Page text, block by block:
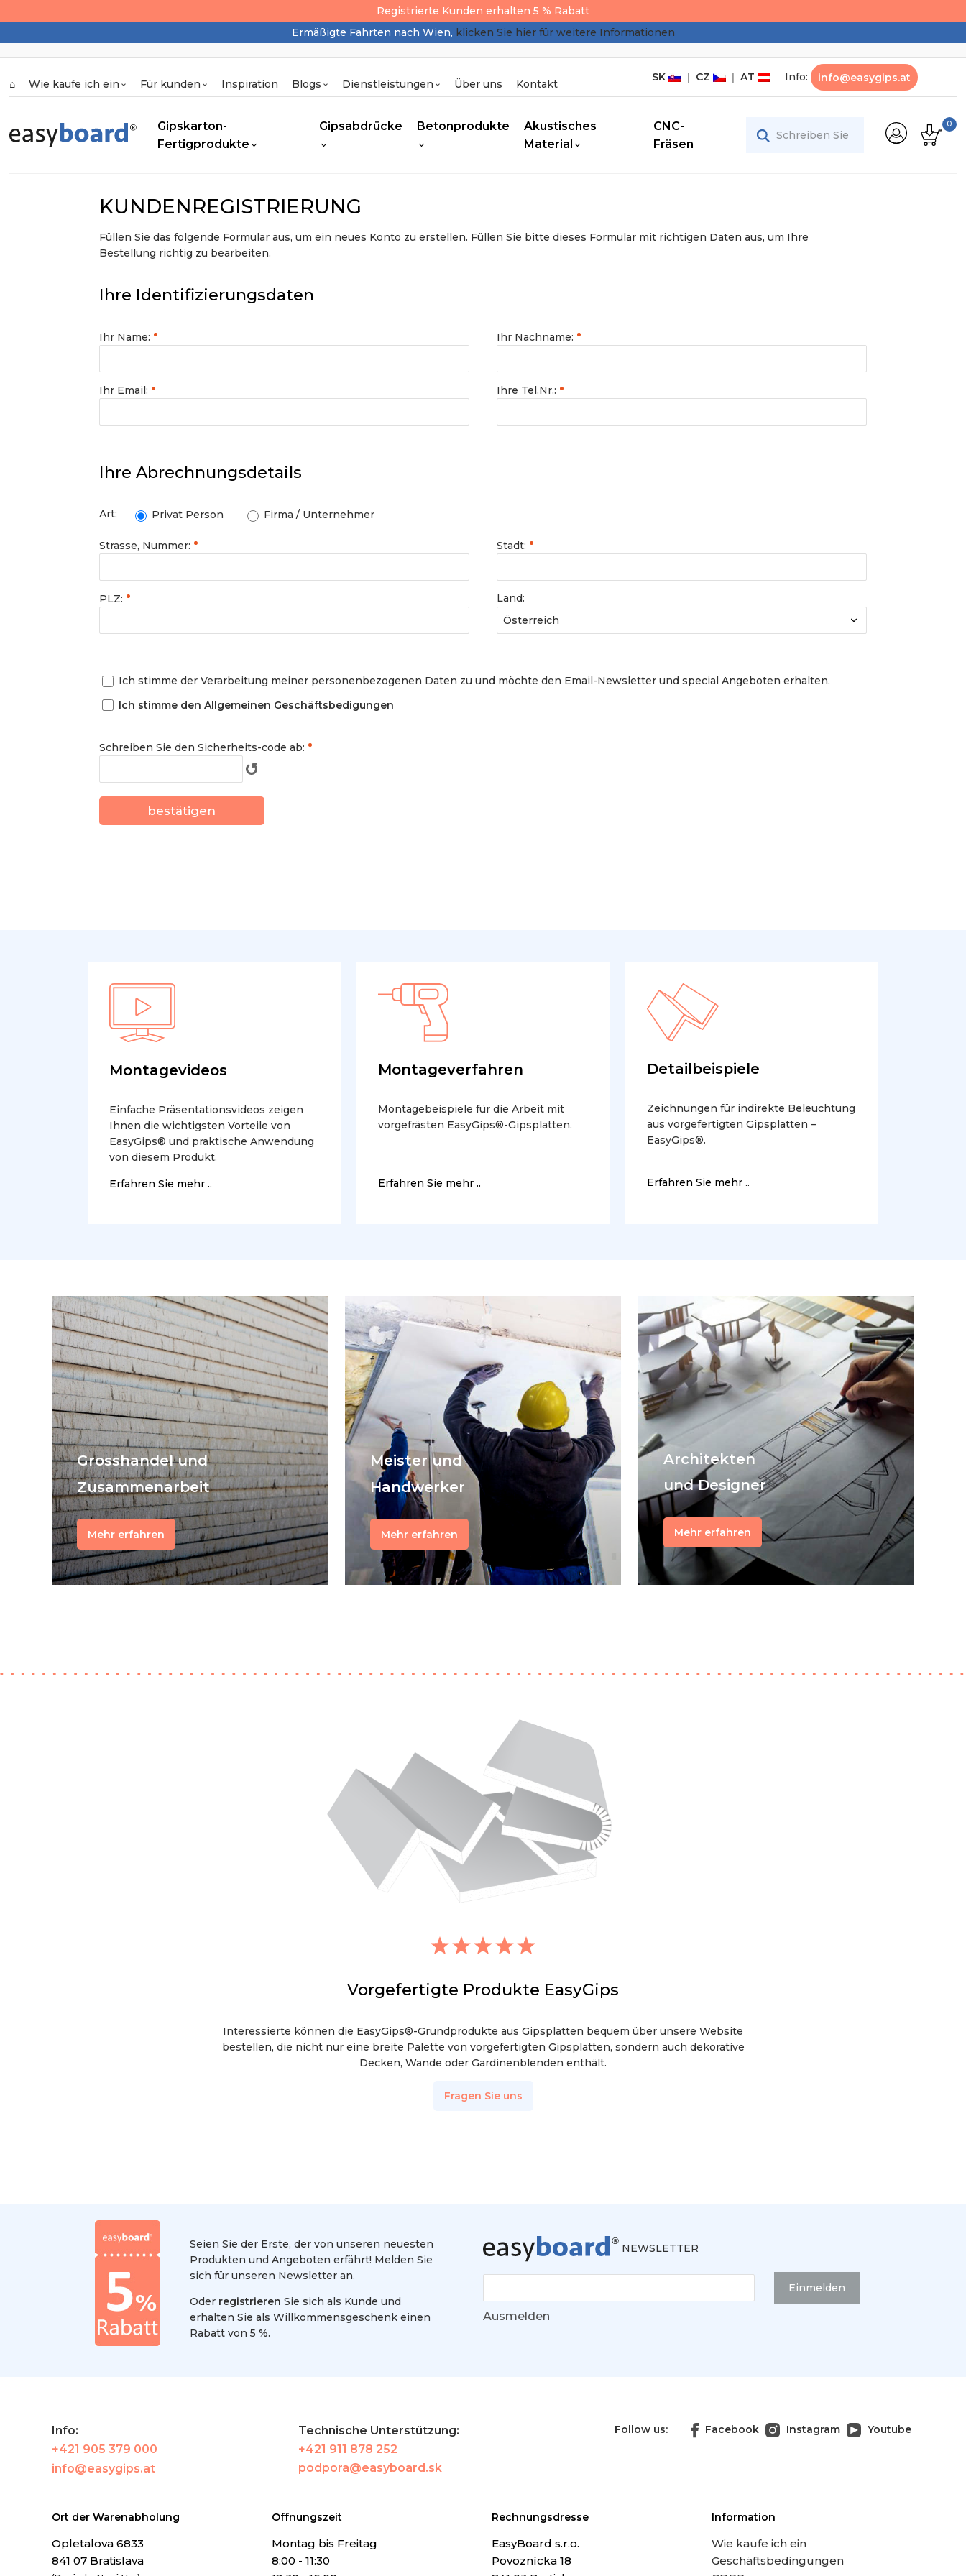
Registrierte Kunden erhalten 5 % Rabatt
Ermäßigte Fahrten nach Wien, klicken Sie hier für weitere Informationen
SK | CZ | AT Info: info@easygips.at
⌂ Wie kaufe ich ein Für kunden Inspiration Blogs Dienstleistungen Über uns Kontakt
Gipskarton-
Fertigprodukte
Gipsabdrücke Betonprodukte
Akustisches
Material
CNC-
Fräsen
0
KUNDENREGISTRIERUNG
Füllen Sie das folgende Formular aus, um ein neues Konto zu erstellen. Füllen Sie bitte dieses Formular mit richtigen Daten aus, um Ihre
Bestellung richtig zu bearbeiten.
Ihre Identifizierungsdaten
Ihr Name: Ihr Nachname:
Ihr Email: Ihre Tel.Nr.:
Ihre Abrechnungsdetails
Art: Privat Person Firma / Unternehmer
Strasse, Nummer: Stadt:
PLZ: Land:
Ich stimme der Verarbeitung meiner personenbezogenen Daten zu und möchte den Email-Newsletter und special Angeboten erhalten.
Ich stimme den Allgemeinen Geschäftsbedigungen
Schreiben Sie den Sicherheits-code ab:
Montagevideos
Einfache Präsentationsvideos zeigen
Ihnen die wichtigsten Vorteile von
EasyGips® und praktische Anwendung
von diesem Produkt.
Erfahren Sie mehr ..
Montageverfahren
Montagebeispiele für die Arbeit mit
vorgefrästen EasyGips®-Gipsplatten.
Erfahren Sie mehr ..
Detailbeispiele
Zeichnungen für indirekte Beleuchtung
aus vorgefertigten Gipsplatten –
EasyGips®.
Erfahren Sie mehr ..
Grosshandel und
Zusammenarbeit
Mehr erfahren
f
Meister und
Handwerker
Mehr erfahren
Architekten
und Designer
Mehr erfahren
Vorgefertigte Produkte EasyGips
Interessierte können die EasyGips®-Grundprodukte aus Gipsplatten bequem über unsere Website
bestellen, die nicht nur eine breite Palette von vorgefertigten Gipsplatten, sondern auch dekorative
Decken, Wände oder Gardinenblenden enthält.
Fragen Sie uns
Seien Sie der Erste, der von unseren neuesten
Produkten und Angeboten erfährt! Melden Sie
sich für unseren Newsletter an.
Oder registrieren Sie sich als Kunde und
erhalten Sie als Willkommensgeschenk einen
Rabatt von 5 %.
NEWSLETTER
Einmelden
Ausmelden
Info:
+421 905 379 000
info@easygips.at
Technische Unterstützung:
+421 911 878 252
podpora@easyboard.sk
Follow us: Facebook Instagram Youtube
Ort der Warenabholung
Opletalova 6833
841 07 Bratislava
Offnungszeit
Montag bis Freitag
8:00 - 11:30
Rechnungsdresse
EasyBoard s.r.o.
Povoznícka 18
Information
Wie kaufe ich ein
Geschäftsbedingungen